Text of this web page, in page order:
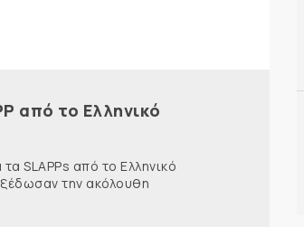
από το Ελληνικό
SLAPPs από το Ελληνικό
την ακόλουθη